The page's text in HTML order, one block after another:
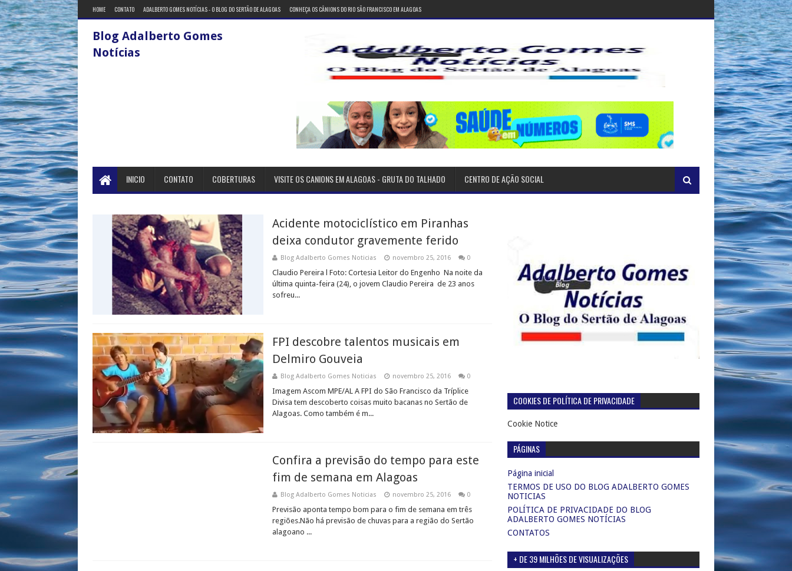
HOME CONTATO ADALBERTO GOMES NOTÍCIAS - O BLOG DO SERTÃO DE ALAGOAS CONHEÇA OS CÂNIONS DO RIO SÃO FRANCISCO EM ALAGOAS
Blog Adalberto Gomes
Notícias
INICIO CONTATO COBERTURAS VISITE OS CANIONS EM ALAGOAS - GRUTA DO TALHADO CENTRO DE AÇÃO SOCIAL
Acidente motociclístico em Piranhas
deixa condutor gravemente ferido
Blog Adalberto Gomes Noticias novembro 25, 2016 0
Claudio Pereira l Foto: Cortesia Leitor do Engenho Na noite da
última quinta-feira (24), o jovem Claudio Pereira de 23 anos
sofreu...
FPI descobre talentos musicais em
Delmiro Gouveia
Blog Adalberto Gomes Noticias novembro 25, 2016 0
Imagem Ascom MPE/AL A FPI do São Francisco da Tríplice
Divisa tem descoberto coisas muito bacanas no Sertão de
Alagoas. Como também é m...
Confira a previsão do tempo para este
fim de semana em Alagoas
Blog Adalberto Gomes Noticias novembro 25, 2016 0
Previsão aponta tempo bom para o fim de semana em três
regiões.Não há previsão de chuvas para a região do Sertão
alagoano ...
COOKIES DE POLÍTICA DE PRIVACIDADE
Cookie Notice
PÁGINAS
Página inicial
TERMOS DE USO DO BLOG ADALBERTO GOMES
NOTICIAS
POLÍTICA DE PRIVACIDADE DO BLOG
ADALBERTO GOMES NOTÍCIAS
CONTATOS
+ DE 39 MILHÕES DE VISUALIZAÇÕES